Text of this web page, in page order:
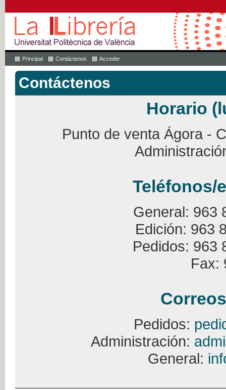
Principal Contáctenos Acceder
Contáctenos
Horario
Punto de venta Ágora -
Teléfonos/
General: 963
Edición: 963
Pedidos: 963
Fax:
Pedidos:
Administración:
General: